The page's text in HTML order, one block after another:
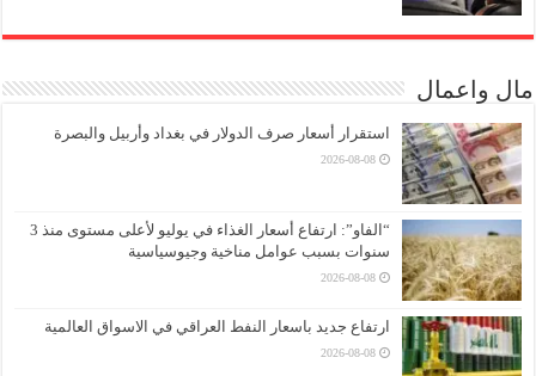
مال واعمال
استقرار أسعار صرف الدولار في بغداد وأربيل والبصرة
2026-08-08
“الفاو”: ارتفاع أسعار الغذاء في يوليو لأعلى مستوى منذ 3
سنوات بسبب عوامل مناخية وجيوسياسية
2026-08-08
ارتفاع جديد باسعار النفط العراقي في الاسواق العالمية
2026-08-08